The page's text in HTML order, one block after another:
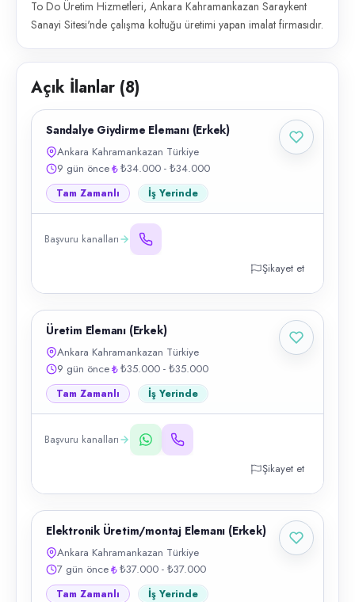
To Do Üretim Hizmetleri, Ankara Kahramankazan Saraykent
Sanayi Sitesi'nde çalışma koltuğu üretimi yapan imalat firmasıdır.
Açık İlanlar (8)
Sandalye Giydirme Elemanı (Erkek)
Ankara Kahramankazan Türkiye
9 gün önce
₺34.000 - ₺34.000
Tam Zamanlı İş Yerinde
Başvuru kanalları
Şikayet et
Üretim Elemanı (Erkek)
Ankara Kahramankazan Türkiye
9 gün önce
₺35.000 - ₺35.000
Tam Zamanlı İş Yerinde
Başvuru kanalları
Şikayet et
Elektronik Üretim/montaj Elemanı (Erkek)
Ankara Kahramankazan Türkiye
7 gün önce
₺37.000 - ₺37.000
Tam Zamanlı İş Yerinde